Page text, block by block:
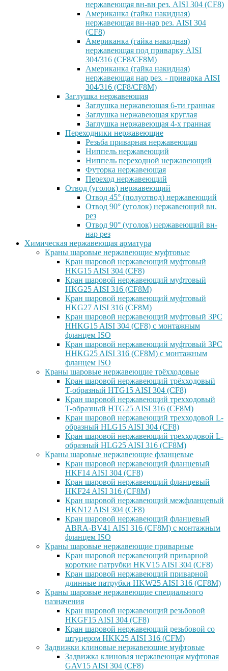
нержавеющая вн-вн рез. AISI 304 (CF8)
Американка (гайка накидная)
нержавеющая вн-нар рез. AISI 304
(CF8)
Американка (гайка накидная)
нержавеющая под приварку AISI
304/316 (CF8/CF8M)
Американка (гайка накидная)
нержавеющая нар рез. - приварка AISI
304/316 (CF8/CF8M)
Заглушка нержавеющая
Заглушка нержавеющая 6-ти гранная
Заглушка нержавеющая круглая
Заглушка нержавеющая 4-х гранная
Переходники нержавеющие
Резьба приварная нержавеющая
Ниппель нержавеющий
Ниппель переходной нержавеющий
Футорка нержавеющая
Переход нержавеющий
Отвод (уголок) нержавеющий
Отвод 45° (полуотвод) нержавеющий
Отвод 90° (уголок) нержавеющий вн.
рез
Отвод 90° (уголок) нержавеющий вн-
нар рез
Химическая нержавеющая арматура
Краны шаровые нержавеющие муфтовые
Кран шаровой нержавеющий муфтовый
HKG15 AISI 304 (CF8)
Кран шаровой нержавеющий муфтовый
HKG25 AISI 316 (CF8M)
Кран шаровой нержавеющий муфтовый
HKG27 AISI 316 (CF8M)
Кран шаровой нержавеющий муфтовый 3PC
HHKG15 AISI 304 (CF8) с монтажным
фланцем ISO
Кран шаровой нержавеющий муфтовый 3PC
HHKG25 AISI 316 (CF8M) с монтажным
фланцем ISO
Краны шаровые нержавеющие трёхходовые
Кран шаровой нержавеющий трёхходовый
T-образный HTG15 AISI 304 (CF8)
Кран шаровой нержавеющий трехходовый
T-образный HTG25 AISI 316 (CF8M)
Кран шаровой нержавеющий трехходовой L-
образный HLG15 AISI 304 (CF8)
Кран шаровой нержавеющий трехходовой L-
образный HLG25 AISI 316 (CF8M)
Краны шаровые нержавеющие фланцевые
Кран шаровой нержавеющий фланцевый
HKF14 AISI 304 (CF8)
Кран шаровой нержавеющий фланцевый
HKF24 AISI 316 (CF8M)
Кран шаровой нержавеющий межфланцевый
HKN12 AISI 304 (CF8)
Кран шаровой нержавеющий фланцевый
ABRA-BV41 AISI 316 (CF8M) с монтажным
фланцем ISO
Краны шаровые нержавеющие приварные
Кран шаровой нержавеющий приварной
короткие патрубки HKV15 AISI 304 (CF8)
Кран шаровой нержавеющий приварной
длинные патрубки HKW25 AISI 316 (CF8M)
Краны шаровые нержавеющие специального
назначения
Кран шаровой нержавеющий резьбовой
HKGF15 AISI 304 (CF8)
Кран шаровой нержавеющий резьбовой со
штуцером HKK25 AISI 316 (CFM)
Задвижки клиновые нержавеющие муфтовые
Задвижка клиновая нержавеющая муфтовая
GAV15 AISI 304 (CF8)